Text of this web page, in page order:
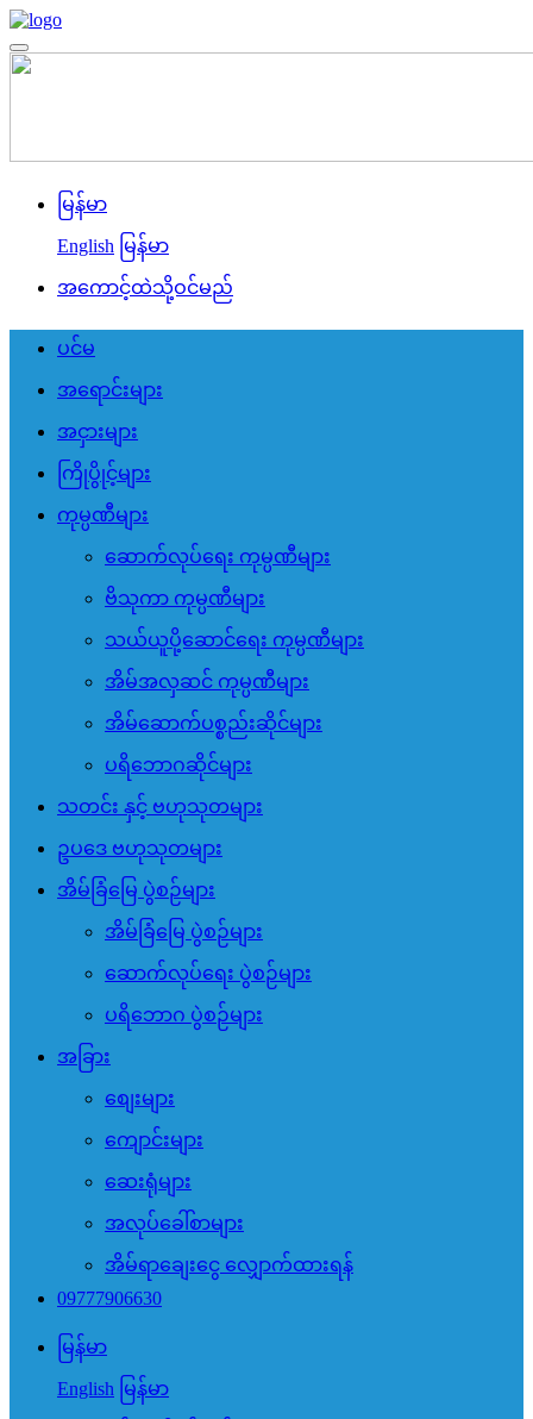
မြန်မာ
English မြန်မာ
အကောင့်ထဲသို့ဝင်မည်
ပင်မ
အရောင်းများ
အငှားများ
ကြိုပွိုင့်များ
ကုမ္ပဏီများ
ဆောက်လုပ်ရေး ကုမ္ပဏီများ
ဗိသုကာ ကုမ္ပဏီများ
သယ်ယူပို့ဆောင်ရေး ကုမ္ပဏီများ
အိမ်အလှဆင် ကုမ္ပဏီများ
အိမ်ဆောက်ပစ္စည်းဆိုင်များ
ပရိဘောဂဆိုင်များ
သတင်း နှင့် ဗဟုသုတများ
ဥပဒေ ဗဟုသုတများ
အိမ်ခြံမြေ ပွဲစဉ်များ
အိမ်ခြံမြေ ပွဲစဉ်များ
ဆောက်လုပ်ရေး ပွဲစဉ်များ
ပရိဘောဂ ပွဲစဉ်များ
အခြား
စျေးများ
ကျောင်းများ
ဆေးရုံများ
အလုပ်ခေါ်စာများ
အိမ်ရာချေးငွေ လျှောက်ထားရန်
09777906630
မြန်မာ
English မြန်မာ